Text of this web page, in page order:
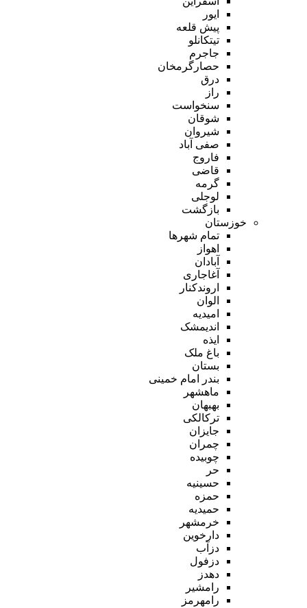
ایور
پیش قلعه
تیتکانلو
جاجرم
حصارگرمخان
درق
راز
سنخواست
شوقان
شیروان
صفی آباد
فاروج
قاضی
گرمه
لوجلی
بازگشت
خوزستان
تمام شهر‌ها
اهواز
آبادان
آغاجاری
اروندکنار
الوان
امیدیه
اندیمشک
ایذه
باغ ملک
بستان
بندر امام خمینی
ماهشهر
بهبهان
ترکالکی
جایزان
چمران
چوبیده
حر
حسینیه
حمزه
حمیدیه
خرمشهر
دارخوین
دزآب
دزفول
دهدز
رامشیر
رامهرمز